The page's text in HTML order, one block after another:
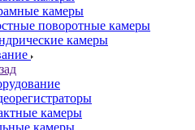
камеры
поворотные камеры
камеры
камеры
камеры